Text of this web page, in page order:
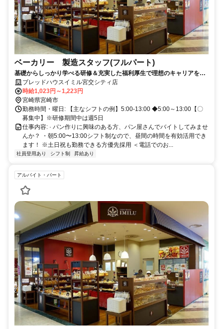
ベーカリー 製造スタッフ(フルパート)
基礎からしっかり学べる研修＆充実した福利厚生で理想のキャリアを創
造 ブレッドハウスイミル宮交シティ店
時給1,023円～1,223円
宮崎県宮崎市
勤務時間・曜日: 【主なシフトの例】5:00-13:00 ◆5:00～13:00【〇
募集中】※研修期間中は週5日
仕事内容: · パン作りに興味のある方、パン屋さんでバイトしてみませ
んか？ ・朝5:00〜13:00シフト制なので、昼間の時間を有効活用でき
ます！ ※土日祝も勤務できる方優先採用 ＜電話でのお...
社員登用あり シフト制 昇給あり
アルバイト・パート